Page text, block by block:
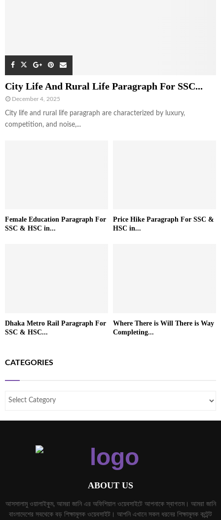
City Life And Rural Life Paragraph For SSC...
December 4, 2025
City life and rural life paragraph are characterized by luxury,
competition, and noise,...
Female Education Paragraph For
SSC & HSC in...
Price Hike Paragraph For SSC &
HSC in...
Dhaka Metro Rail Paragraph For
SSC & HSC...
Where There is Will There is Way
Completing...
CATEGORIES
ABOUT US
আসসালামু ওয়ালাইকুম, আমরা জানি এর অফিশিয়াল ওয়েবসাইটে আপনাকে স্বাগতম। আমরা জানি
বাংলাদেশের সবথেকে বড় শিক্ষামূলক ওয়েবসাইট। আপনি এখানে সকল ধরনের শিক্ষামূলক কন্টেন্ট